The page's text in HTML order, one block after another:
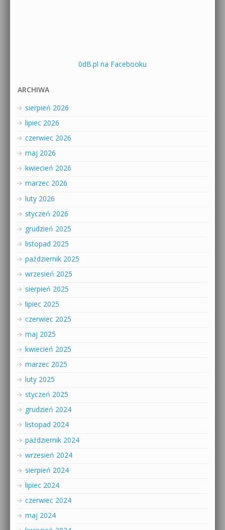
0dB.pl na Facebooku
ARCHIWA
sierpień 2026
lipiec 2026
czerwiec 2026
maj 2026
kwiecień 2026
marzec 2026
luty 2026
styczeń 2026
grudzień 2025
listopad 2025
październik 2025
wrzesień 2025
sierpień 2025
lipiec 2025
czerwiec 2025
maj 2025
kwiecień 2025
marzec 2025
luty 2025
styczeń 2025
grudzień 2024
listopad 2024
październik 2024
wrzesień 2024
sierpień 2024
lipiec 2024
czerwiec 2024
maj 2024